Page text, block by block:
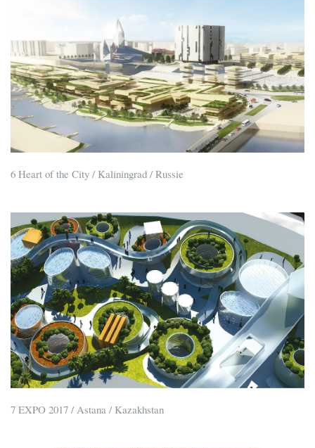
6 Heart of the City / Kaliningrad / Russie
7 EXPO 2017 / Astana / Kazakhstan